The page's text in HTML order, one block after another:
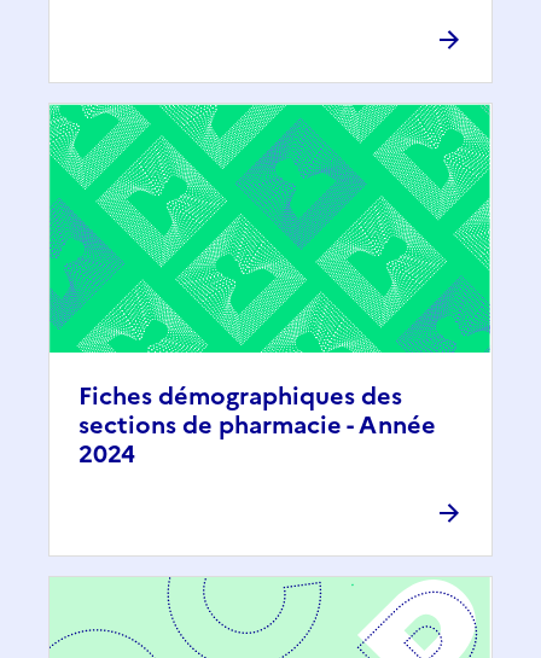
Fiches démographiques des
sections de pharmacie - Année
2024